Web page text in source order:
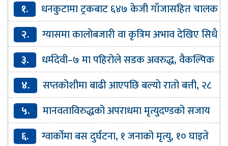
१.
धनकुटामा ट्रकबाट ६४७ केजी गाँजासहित चालक
र सहचालक पक्राउ
२.
ग्यासमा कालोबजारी वा कृत्रिम अभाव देखिए सिधै
उजुरी गर्न आग्रह
३.
धर्मदेवी–७ मा पहिरोले सडक अवरुद्ध, वैकल्पिक
मार्ग प्रयोग गर्न आग्रह
४.
सप्तकोशीमा बाढी आएपछि बल्याे रातो बत्ती, २८
वटा ढोका खोलियो
५.
मानवताविरुद्धको अपराधमा मृत्युदण्डको सजाय
पाएकी हसिना डिसेम्बरमा बंगलादेश फर्कने
६.
ग्वार्कोमा बस दुर्घटना, १ जनाको मृत्यु, १० घाइते